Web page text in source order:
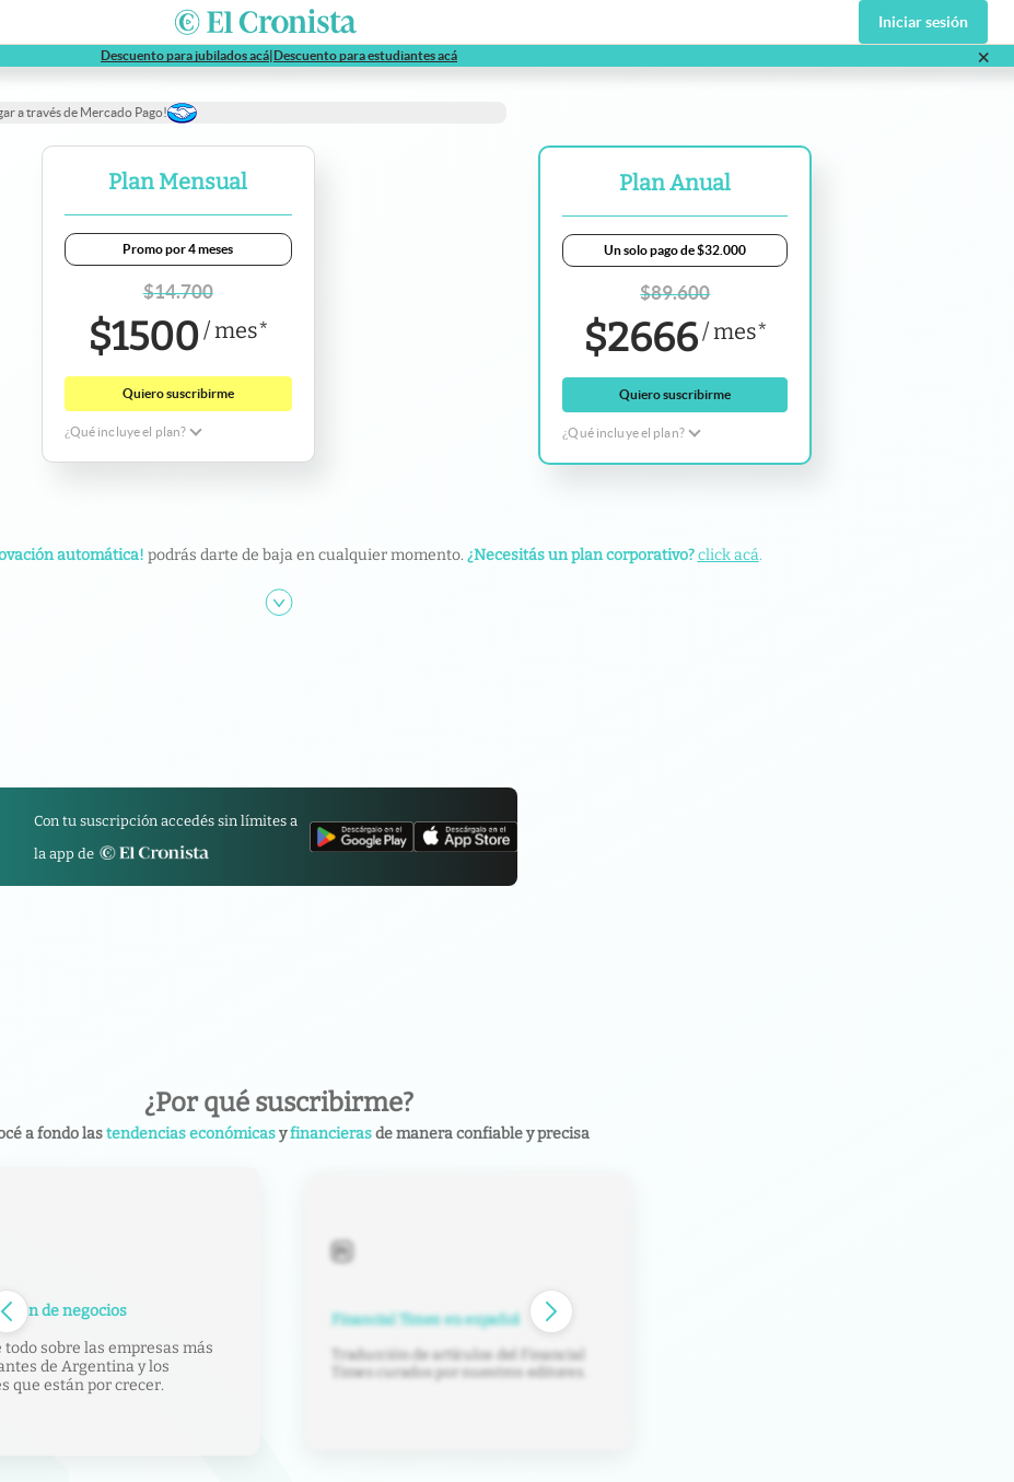
Iniciar sesión
Descuento para jubilados acáabre en nueva pestaña
|Descuento para estudiantes acáabre en nueva pestaña ×
a través de Mercado Pago!
Plan Mensual
Promo por 4 meses
$14.700
$1500/mes*
Quiero suscribirme
¿Qué incluye el plan?
Plan Anual
Un solo pago de $32.000
$89.600
$2666/mes*
Quiero suscribirme
¿Qué incluye el plan?
automática! podrás darte de baja en cualquier momento. ¿Necesitás un plan corporativo?click acá.
Con tu suscripción accedés sin límites a
la app de
¿Por qué suscribirme?
a fondo lastendencias económicasyfinancierasde manera confiable y precisa
Times en español
de artículos del Financial
por nuestros editores.
Contenido exclusivo
Notas y análisis con una mirada crítica
sobre economía, política y sociedad.